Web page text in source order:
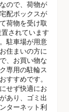
ので、荷物が
配ボックスが
荷物を受け取
されています
駐車場が用意
住まいの方に
、お買い物な
専用の駐輪ス
すすめです。
せず快適にお
あり、ゴミ出
ターネット利